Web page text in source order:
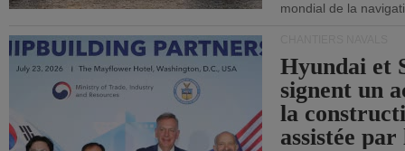
mondial de la
Hyundai et
signent un
la
assistée